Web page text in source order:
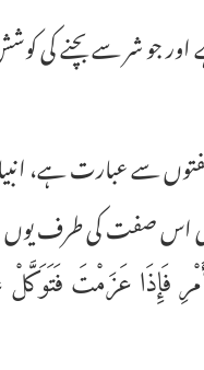
جو شر سے بچنے کی
سے عبارت ہے،
اس صفت کی طرف یوں
فَإِذَا عَزَمْتَ فَتَوَكَّلْ